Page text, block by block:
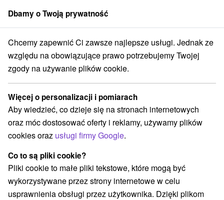
członek grupySorger
Zakwaterowanie na Słowacji Východné Slovensko
Najlepsze opinie zakwaterowanie
na Słowacji Východné Slovensko
Kategorie
Wszystkie kategorie
Hotele na Slovacji
Apartmány(274) Chaty na prenájom
Drevenice(132) Kempy(3) Motely(1) Penzióny
Priváty(129) Ubytovne(21)
Dbamy o Twoją prywatność
Chcemy zapewnić Ci zawsze najlepsze usługi. Jednak ze
względu na obowiązujące prawo potrzebujemy Twojej
zgody na używanie plików cookie.
Więcej o personalizacji i pomiarach
Aby wiedzieć, co dzieje się na stronach internetowych
oraz móc dostosować oferty i reklamy, używamy plików
cookies oraz usługi firmy Google.
Co to są pliki cookie?
Pliki cookie to małe pliki tekstowe, które mogą być
wykorzystywane przez strony internetowe w celu
usprawnienia obsługi przez użytkownika. Dzięki plikom